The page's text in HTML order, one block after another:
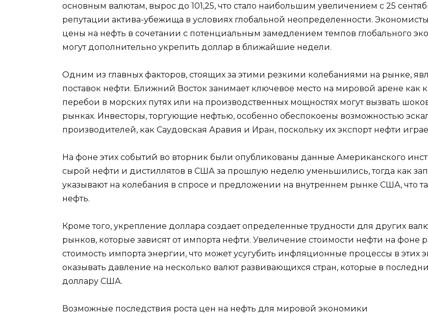
основным валютам, вырос до 101,25, что стало наибольшим увеличением с 25
репутации актива-убежища в условиях глобальной неопределенности.
цены на нефть в сочетании с потенциальным замедлением темпов глобального
могут дополнительно укрепить доллар в ближайшие недели.
Одним из главных факторов, стоящих за этими резкими колебаниями на рынке,
поставок нефти. Ближний Восток занимает ключевое место на мировой арене
перебои в морских путях или на производственных мощностях могут вызвать
рынках. Инвесторы, торгующие нефтью, особенно обеспокоены возможностью
производителей, как Саудовская Аравия и Иран, поскольку их экспорт нефти
На фоне этих событий во вторник были опубликованы данные Американского
сырой нефти и дистиллятов в США за прошлую неделю уменьшились, тогда как
указывают на колебания в спросе и предложении на внутреннем рынке США, что
нефть.
Кроме того, укрепление доллара создает определенные трудности для других
рынков, которые зависят от импорта нефти. Увеличение стоимости нефти на фоне
стоимость импорта энергии, что может усугубить инфляционные процессы в этих
оказывать давление на несколько валют развивающихся стран, которые в
доллару США.
Возможные последствия роста цен на нефть для мировой экономики